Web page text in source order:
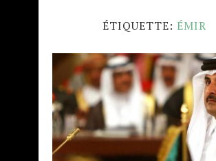
ÉTIQUETTE: ÉMIR